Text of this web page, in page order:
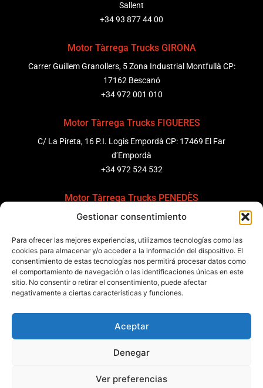
Gestionar consentimiento
Para ofrecer las mejores experiencias, utilizamos tecnologías como las
cookies para almacenar y/o acceder a la información del dispositivo. El
consentimiento de estas tecnologías nos permitirá procesar datos como
el comportamiento de navegación o las identificaciones únicas en este
sitio. No consentir o retirar el consentimiento, puede afectar
negativamente a ciertas características y funciones.
Aceptar
Denegar
Ver preferencias
Sallent
+34 93 877 44 00
Motor Tàrrega Trucks GIRONA
Carrer Guillem Granollers, 5 Zona Industrial Montfullà CP:
17162 Bescanó
+34 972 001 010
Motor Tàrrega Trucks FIGUERES
C/ La Pireta, 16 P.I. Logis Empordà CP: 17469 El Far
d’Empordà
+34 972 524 532
Motor Tàrrega Trucks PENEDÈS
C/ Ponent 8, Pol. Ind. Sant Pere Molanta, CP: 08799
+34 931 69 11 91
Motor Tàrrega Trucks BARCELONA
Zona Franca, Carrer E, s/n 08040 Barcelona, España
Política de cookiesAviso legalCondiciones generales